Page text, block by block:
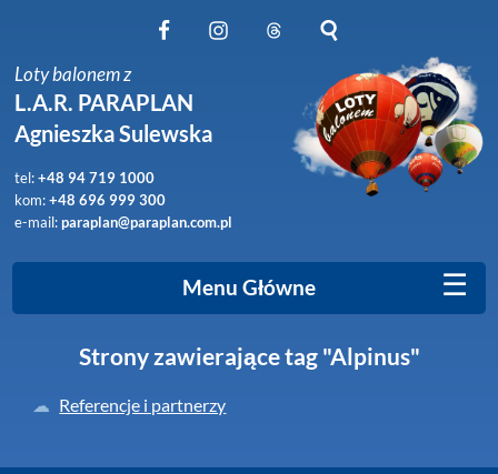
Obserwuj nas na Instagram
Obserwuj nas na Threads
Szukaj na stronie
Loty balonem z
L.A.R. PARAPLAN
Agnieszka Sulewska
tel:+48 94 719 1000
kom:+48 696 999 300
e-mail:paraplan@paraplan.com.pl
Menu Główne ☰
Strony zawierające tag "Alpinus"
Referencje i partnerzy